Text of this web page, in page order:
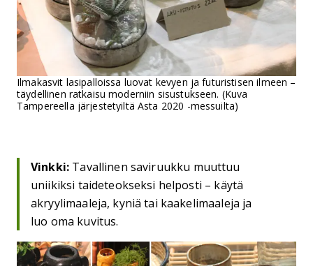
Ilmakasvit lasipalloissa luovat kevyen ja futuristisen ilmeen –
täydellinen ratkaisu moderniin sisustukseen. (Kuva
Tampereella järjestetyiltä Asta 2020 -messuilta)
Vinkki: Tavallinen saviruukku muuttuu
uniikiksi taideteokseksi helposti – käytä
akryylimaaleja, kyniä tai kaakelimaaleja ja
luo oma kuvitus.